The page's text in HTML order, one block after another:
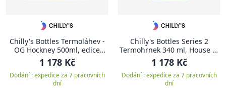
Chilly's Bottles Termoláhev -
OG Hockney 500ml, edice
House Of Sunny/Series 2
1 178 Kč
Dodání : expedice za 7 pracovních
dní
Chilly's Bottles Series 2
Termohrnek 340 ml, House of
Sunny OG Hockney
1 178 Kč
Dodání : expedice za 7 pracovních
dní